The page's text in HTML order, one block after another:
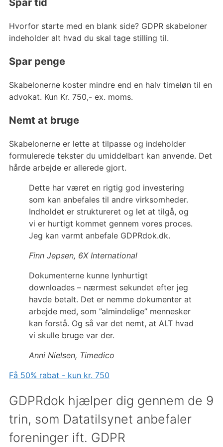
Hvorfor starte med en blank side? GDPR skabeloner
indeholder alt hvad du skal tage stilling til.
Spar penge
Skabelonerne koster mindre end en halv timeløn til en
advokat. Kun Kr. 750,- ex. moms.
Nemt at bruge
Skabelonerne er lette at tilpasse og indeholder
formulerede tekster du umiddelbart kan anvende. Det
hårde arbejde er allerede gjort.
Dette har været en rigtig god investering
som kan anbefales til andre virksomheder.
Indholdet er struktureret og let at tilgå, og
vi er hurtigt kommet gennem vores proces.
Jeg kan varmt anbefale GDPRdok.dk.
Finn Jepsen, 6X International
Dokumenterne kunne lynhurtigt
downloades – nærmest sekundet efter jeg
havde betalt. Det er nemme dokumenter at
arbejde med, som ”almindelige” mennesker
kan forstå. Og så var det nemt, at ALT hvad
vi skulle bruge var der.
Anni Nielsen, Timedico
Få 50% rabat - kun kr. 750
GDPRdok hjælper dig gennem de 9
trin, som Datatilsynet anbefaler
foreninger ift. GDPR